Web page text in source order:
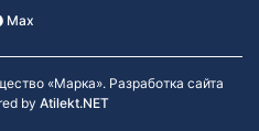
Max
«Марка». Разработка сайта
by Atilekt.NET